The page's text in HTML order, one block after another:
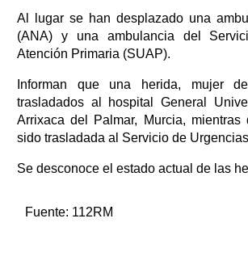
Al lugar se han desplazado una
(ANA) y una ambulancia del
Atención Primaria (SUAP).
Informan que una herida, mujer
trasladados al hospital General
Arrixaca del Palmar, Murcia,
sido trasladada al Servicio de
Se desconoce el estado actual de las
Fuente: 112RM